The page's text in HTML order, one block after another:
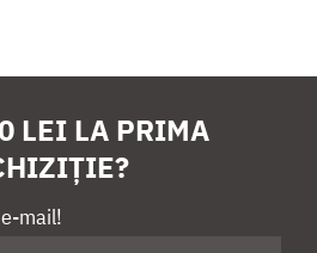
LEI LA PRIMA
mail!